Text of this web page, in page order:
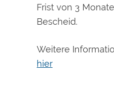
Frist von 3
Bescheid.
Weitere
hier